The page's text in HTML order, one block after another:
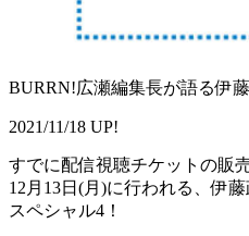
BURRN!広瀬編集長が語る伊
2021/11/18 UP!
すでに配信視聴チケットの販
12月13日(月)に行われる、伊
スペシャル4！